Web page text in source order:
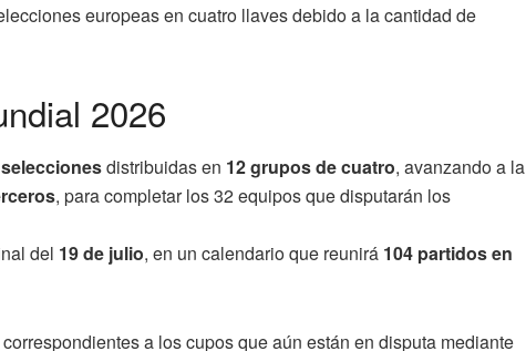
europeas en cuatro llaves debido a la cantidad de
2026
distribuidas en 12 grupos de cuatro, avanzando a la
, para completar los 32 equipos que disputarán los
del 19 de julio, en un calendario que reunirá 104 partidos en
a los cupos que aún están en disputa mediante